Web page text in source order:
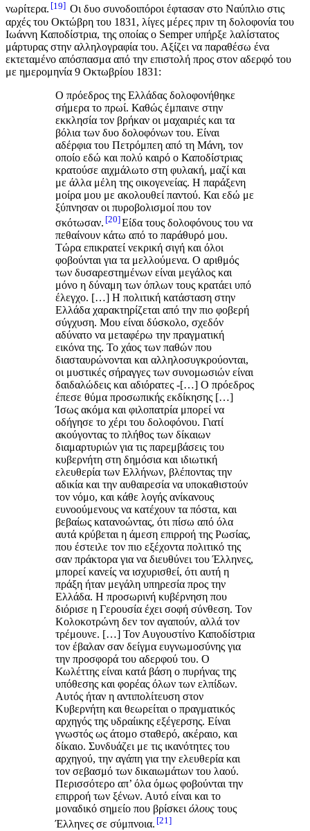
νωρίτερα. 19
Οι δυο συνοδοιπόροι έφτασαν στο Ναύπλιο στις
αρχές του Οκτώβρη του 1831, λίγες μέρες πριν τη δολοφονία του
Ιωάννη Καποδίστρια, της οποίας ο Semper υπήρξε λαλίστατος
μάρτυρας στην αλληλογραφία του. Αξίζει να παραθέσω ένα
εκτεταμένο απόσπασμα από την επιστολή προς στον αδερφό του
με ημερομηνία 9 Οκτωβρίου 1831:
Ο πρόεδρος της Ελλάδας δολοφονήθηκε
σήμερα το πρωί. Καθώς έμπαινε στην
εκκλησία τον βρήκαν οι μαχαιριές και τα
βόλια των δυο δολοφόνων του. Είναι
αδέρφια του Πετρόμπεη από τη Μάνη, τον
οποίο εδώ και πολύ καιρό ο Καποδίστριας
κρατούσε αιχμάλωτο στη φυλακή, μαζί και
με άλλα μέλη της οικογενείας. Η παράξενη
μοίρα μου με ακολουθεί παντού. Και εδώ με
ξύπνησαν οι πυροβολισμοί που τον
σκότωσαν. 20 Είδα τους δολοφόνους του να
πεθαίνουν κάτω από το παράθυρό μου.
Τώρα επικρατεί νεκρική σιγή και όλοι
φοβούνται για τα μελλούμενα. Ο αριθμός
των δυσαρεστημένων είναι μεγάλος και
μόνο η δύναμη των όπλων τους κρατάει υπό
έλεγχο. […] Η πολιτική κατάσταση στην
Ελλάδα χαρακτηρίζεται από την πιο φοβερή
σύγχυση. Μου είναι δύσκολο, σχεδόν
αδύνατο να μεταφέρω την πραγματική
εικόνα της. Το χάος των παθών που
διασταυρώνονται και αλληλοσυγκρούονται,
οι μυστικές σήραγγες των συνομωσιών είναι
δαιδαλώδεις και αδιόρατες -[…] Ο πρόεδρος
έπεσε θύμα προσωπικής εκδίκησης […]
Ίσως ακόμα και φιλοπατρία μπορεί να
οδήγησε το χέρι του δολοφόνου. Γιατί
ακούγοντας το πλήθος των δίκαιων
διαμαρτυριών για τις παρεμβάσεις του
κυβερνήτη στη δημόσια και ιδιωτική
ελευθερία των Ελλήνων, βλέποντας την
αδικία και την αυθαιρεσία να υποκαθιστούν
τον νόμο, και κάθε λογής ανίκανους
ευνοούμενους να κατέχουν τα πόστα, και
βεβαίως κατανοώντας, ότι πίσω από όλα
αυτά κρύβεται η άμεση επιρροή της Ρωσίας,
που έστειλε τον πιο εξέχοντα πολιτικό της
σαν πράκτορα για να διευθύνει του Έλληνες,
μπορεί κανείς να ισχυρισθεί, ότι αυτή η
πράξη ήταν μεγάλη υπηρεσία προς την
Ελλάδα. Η προσωρινή κυβέρνηση που
διόρισε η Γερουσία έχει σοφή σύνθεση. Τον
Κολοκοτρώνη δεν τον αγαπούν, αλλά τον
τρέμουνε. […] Τον Αυγουστίνο Καποδίστρια
τον έβαλαν σαν δείγμα ευγνωμοσύνης για
την προσφορά του αδερφού του. Ο
Κωλέττης είναι κατά βάση ο πυρήνας της
υπόθεσης και φορέας όλων των ελπίδων.
Αυτός ήταν η αντιπολίτευση στον
Κυβερνήτη και θεωρείται ο πραγματικός
αρχηγός της υδραίικης εξέγερσης. Είναι
γνωστός ως άτομο σταθερό, ακέραιο, και
δίκαιο. Συνδυάζει με τις ικανότητες του
αρχηγού, την αγάπη για την ελευθερία και
τον σεβασμό των δικαιωμάτων του λαού.
Περισσότερο απ’ όλα όμως φοβούνται την
επιρροή των ξένων. Αυτό είναι και το
μοναδικό σημείο που βρίσκει όλους τους
Έλληνες σε σύμπνοια. 21